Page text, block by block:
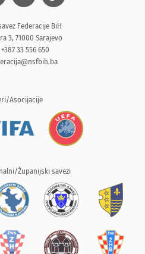
Federacije BiH
3, 71000 Sarajevo
33 556 650
Asocijacije
Županijski savezi